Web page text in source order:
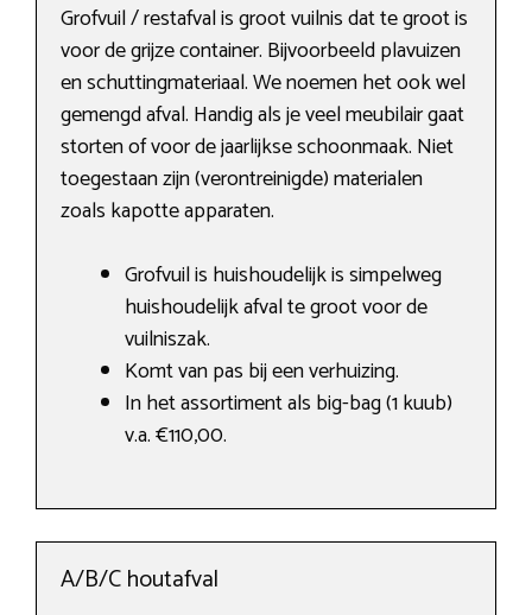
Grofvuil / restafval is groot vuilnis dat te groot is
voor de grijze container. Bijvoorbeeld plavuizen
en schuttingmateriaal. We noemen het ook wel
gemengd afval. Handig als je veel meubilair gaat
storten of voor de jaarlijkse schoonmaak. Niet
toegestaan zijn (verontreinigde) materialen
zoals kapotte apparaten.
Grofvuil is huishoudelijk is simpelweg
huishoudelijk afval te groot voor de
vuilniszak.
Komt van pas bij een verhuizing.
In het assortiment als big-bag (1 kuub)
v.a. €110,00.
A/B/C houtafval